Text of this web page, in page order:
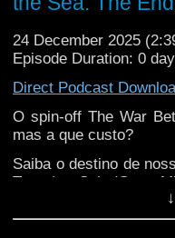
de seu falecimento
24 December 2025
Episode Duration: 0
Direct Podcast
O spin-off The War
mas a que custo?
Saiba o destino de
Tovey) e Salt (Gugu
por Kate Lethbridge-